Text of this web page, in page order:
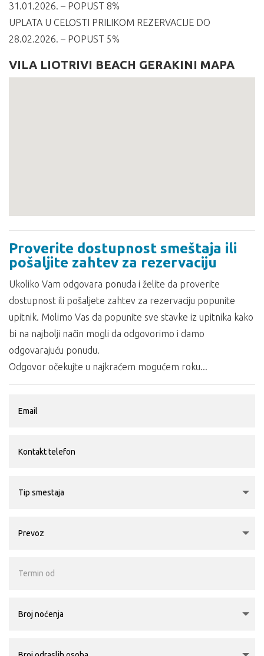
31.01.2026. – POPUST 8%
UPLATA U CELOSTI PRILIKOM REZERVACIJE DO
28.02.2026. – POPUST 5%
VILA LIOTRIVI BEACH GERAKINI MAPA
Proverite dostupnost smeštaja ili
pošaljite zahtev za rezervaciju
Ukoliko Vam odgovara ponuda i želite da proverite
dostupnost ili pošaljete zahtev za rezervaciju popunite
upitnik. Molimo Vas da popunite sve stavke iz upitnika kako
bi na najbolji način mogli da odgovorimo i damo
odgovarajuću ponudu.
Odgovor očekujte u najkraćem mogućem roku...